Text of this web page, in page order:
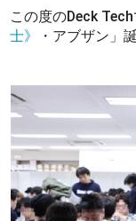
この度のDeck
士》
・アブザン」